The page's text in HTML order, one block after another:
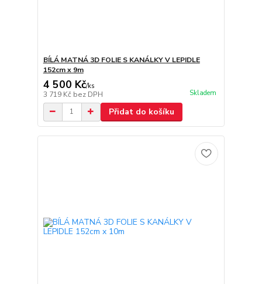
BÍLÁ MATNÁ 3D FOLIE S KANÁLKY V LEPIDLE
152cm x 9m
4 500 Kč/ks
3 719 Kč bez DPH Skladem
Přidat do košíku